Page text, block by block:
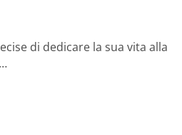
di dedicare la sua vita alla